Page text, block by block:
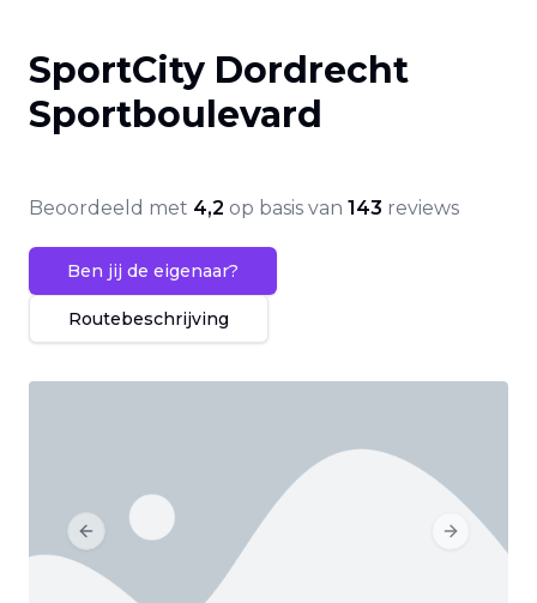
SportCity Dordrecht
Sportboulevard
Beoordeeld met 4,2 op basis van 143 reviews
Ben jij de eigenaar?
Routebeschrijving
Previous slide Next slide